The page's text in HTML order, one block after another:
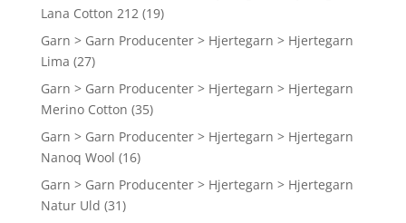
Lana Cotton 212 (19)
Garn > Garn Producenter > Hjertegarn > Hjertegarn
Lima (27)
Garn > Garn Producenter > Hjertegarn > Hjertegarn
Merino Cotton (35)
Garn > Garn Producenter > Hjertegarn > Hjertegarn
Nanoq Wool (16)
Garn > Garn Producenter > Hjertegarn > Hjertegarn
Natur Uld (31)